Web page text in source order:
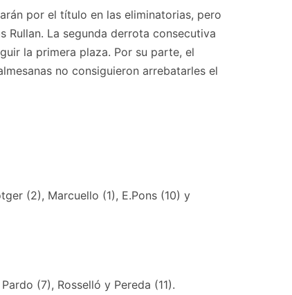
por el título en las eliminatorias, pero
La segunda derrota consecutiva
la primera plaza. Por su parte, el
no consiguieron arrebatarles el
(2), Marcuello (1), E.Pons (10) y
(7), Rosselló y Pereda (11).